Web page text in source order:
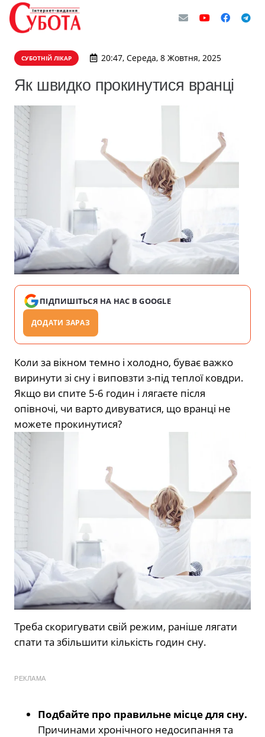
СУБОТНІЙ ЛІКАР 20:47, Середа, 8 Жовтня, 2025
Як швидко прокинутися вранці
ПІДПИШІТЬСЯ НА НАС В GOOGLE
ДОДАТИ ЗАРАЗ
Коли за вікном темно і холодно, буває важко
виринути зі сну і виповзти з-під теплої ковдри.
Якщо ви спите 5-6 годин і лягаєте після
опівночі, чи варто дивуватися, що вранці не
можете прокинутися?
Треба скоригувати свій режим, раніше лягати
спати та збільшити кількість годин сну.
РЕКЛАМА
Подбайте про правильне місце для сну.
Причинами хронічного недосипання та